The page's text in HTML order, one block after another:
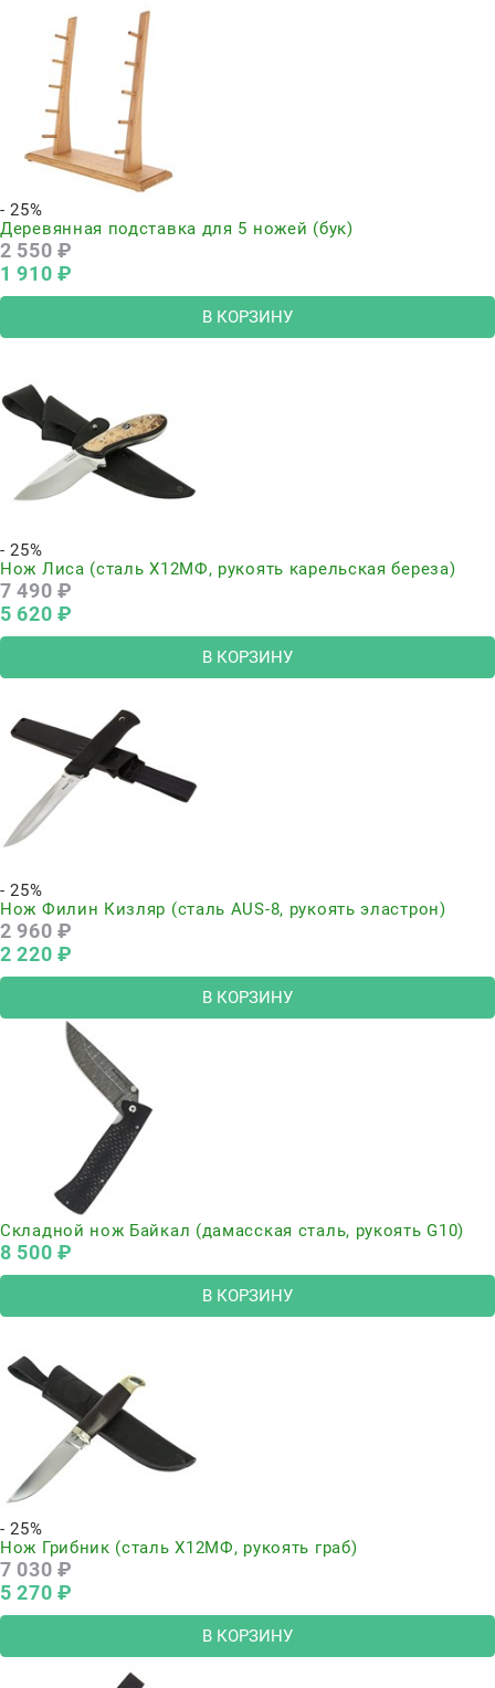
- 25%
Деревянная подставка для 5 ножей (бук)
2 550 ₽
1 910 ₽
В КОРЗИНУ
- 25%
Нож Лиса (сталь Х12МФ, рукоять карельская береза)
7 490 ₽
5 620 ₽
В КОРЗИНУ
- 25%
Нож Филин Кизляр (сталь AUS-8, рукоять эластрон)
2 960 ₽
2 220 ₽
В КОРЗИНУ
Складной нож Байкал (дамасская сталь, рукоять G10)
8 500 ₽
В КОРЗИНУ
- 25%
Нож Грибник (сталь Х12МФ, рукоять граб)
7 030 ₽
5 270 ₽
В КОРЗИНУ